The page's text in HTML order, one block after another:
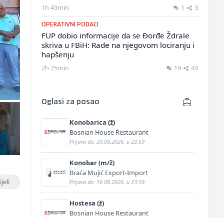
1h 43min 1 3
OPERATIVNI PODACI
FUP dobio informacije da se Đorđe Ždrale
skriva u FBiH: Rade na njegovom lociranju i
hapšenju
2h 25min 19 44
Oglasi za posao
Konobarica (ž)
Bosnian House Restaurant
Prijava do: 20.08.2026. u 23:59
Konobar (m/ž)
Braća Mujić Export-Import
Prijava do: 16.08.2026. u 23:59
Hostesa (ž)
Bosnian House Restaurant